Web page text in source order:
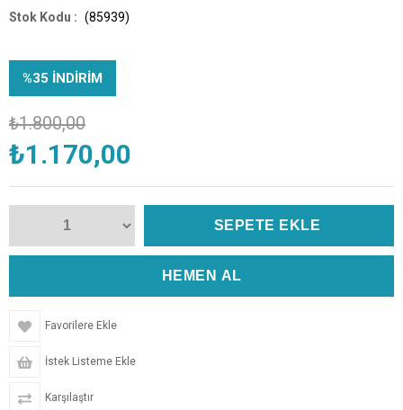
(85939)
%35 İNDIRIM
₺1.800,00
₺1.170,00
Favorilere Ekle
İstek Listeme Ekle
Karşılaştır